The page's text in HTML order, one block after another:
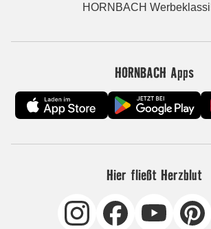
HORNBACH
HORNBACH Apps
Hier fließt Herzblut